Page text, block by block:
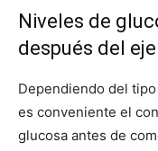
Niveles de
después del
Dependiendo del
es conveniente el
glucosa antes de